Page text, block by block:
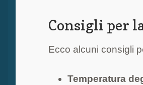
Consigli per
Ecco alcuni consigli
Temperatura